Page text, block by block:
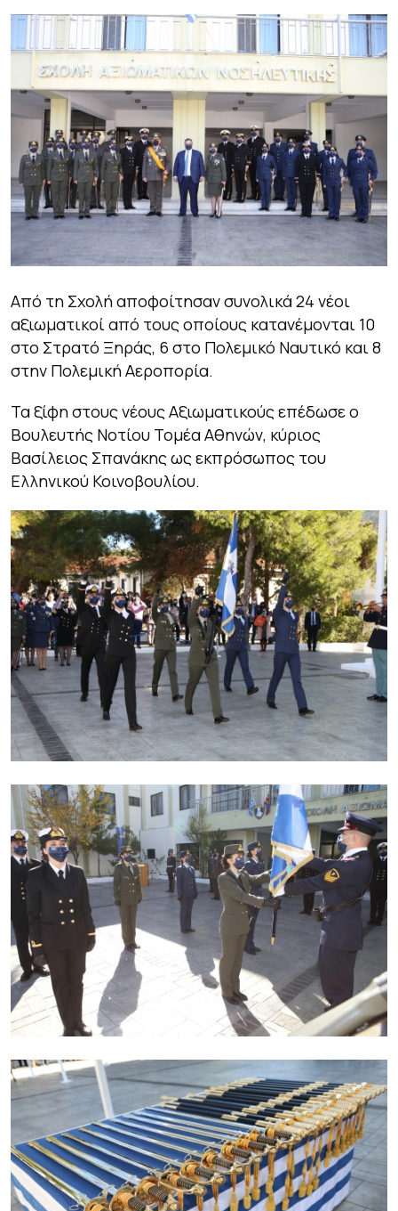
Από τη Σχολή αποφοίτησαν συνολικά 24 νέοι
αξιωματικοί από τους οποίους κατανέμονται 10
στο Στρατό Ξηράς, 6 στο Πολεμικό Ναυτικό και 8
στην Πολεμική Αεροπορία.
Τα ξίφη στους νέους Αξιωματικούς επέδωσε ο
Βουλευτής Νοτίου Τομέα Αθηνών, κύριος
Βασίλειος Σπανάκης ως εκπρόσωπος του
Ελληνικού Κοινοβουλίου.